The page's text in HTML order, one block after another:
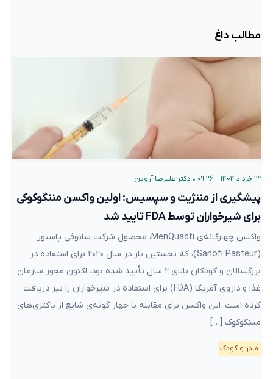
مطالب داغ
۱۳ خرداد ۱۴۰۴ – ۰۹:۲۶ • دکتر علیرضا آروین
پیشگیری از مننژیت و سپسیس: اولین واکسن مننگوکوکی
برای شیرخواران توسط FDA تایید شد
واکسن چهارگانه‌ی MenQuadfi، محصول شرکت سانوفی پاستور
(Sanofi Pasteur)، که نخستین بار در سال ۲۰۲۰ برای استفاده در
بزرگسالان و کودکان بالای ۲ سال تأیید شده بود، اکنون مجوز سازمان
غذا و داروی آمریکا (FDA) برای استفاده در شیرخواران را نیز دریافت
کرده است. این واکسن برای مقابله با چهار گونه‌ی شایع از باکتری‌های
مننگوکوک […]
مادر و کودک